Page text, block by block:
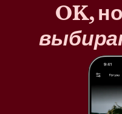
OK,